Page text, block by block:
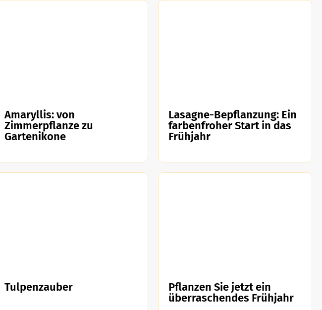
Amaryllis: von
Zimmerpflanze zu
Gartenikone
Lasagne-Bepflanzung: Ein
farbenfroher Start in das
Frühjahr
Tulpenzauber
Pflanzen Sie jetzt ein
überraschendes Frühjahr